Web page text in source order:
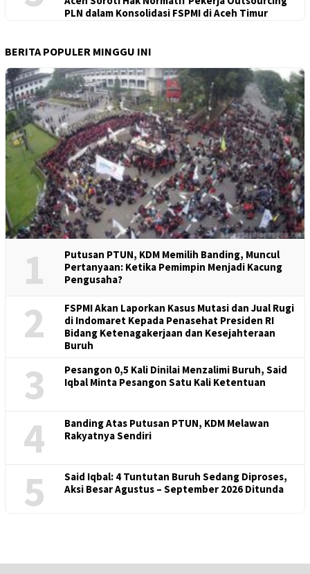
PLN dalam Konsolidasi FSPMI di Aceh Timur
BERITA POPULER MINGGU INI
1
Putusan PTUN, KDM Memilih Banding, Muncul
Pertanyaan: Ketika Pemimpin Menjadi Kacung
Pengusaha?
2
FSPMI Akan Laporkan Kasus Mutasi dan Jual Rugi
di Indomaret Kepada Penasehat Presiden RI
Bidang Ketenagakerjaan dan Kesejahteraan
Buruh
3
Pesangon 0,5 Kali Dinilai Menzalimi Buruh, Said
Iqbal Minta Pesangon Satu Kali Ketentuan
4
Banding Atas Putusan PTUN, KDM Melawan
Rakyatnya Sendiri
5
Said Iqbal: 4 Tuntutan Buruh Sedang Diproses,
Aksi Besar Agustus – September 2026 Ditunda